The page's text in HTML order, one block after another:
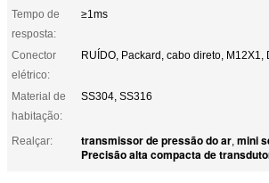
Tempo de
resposta:
≥1ms
Conector
elétrico:
RUÍDO, Packard, cabo direto, M12X1,
Material de
habitação:
SS304, SS316
Realçar: transmissor de pressão do ar, mini
Precisão alta compacta de